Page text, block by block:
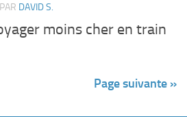
PAR DAVID S.
moins cher en train
Page suivante »